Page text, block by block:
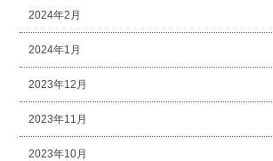
2024年2月
2024年1月
2023年12月
2023年11月
2023年10月